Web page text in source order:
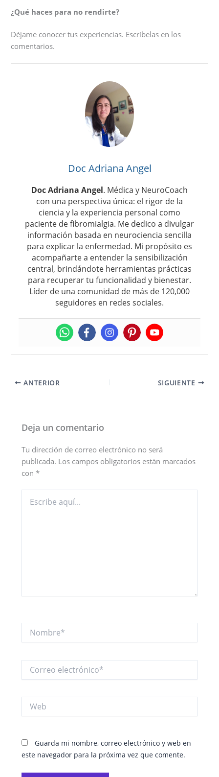
¿Qué haces para no rendirte?
Déjame conocer tus experiencias. Escríbelas en los
comentarios.
Doc Adriana Angel
Doc Adriana Angel. Médica y NeuroCoach
con una perspectiva única: el rigor de la
ciencia y la experiencia personal como
paciente de fibromialgia. Me dedico a divulgar
información basada en neurociencia sencilla
para explicar la enfermedad. Mi propósito es
acompañarte a entender la sensibilización
central, brindándote herramientas prácticas
para recuperar tu funcionalidad y bienestar.
Líder de una comunidad de más de 120,000
seguidores en redes sociales.
ANTERIOR SIGUIENTE
Deja un comentario
Tu dirección de correo electrónico no será
publicada. Los campos obligatorios están marcados
con*
aquí...
Nombre*
electrónico*
Guarda mi nombre, correo electrónico y web en
este navegador para la próxima vez que comente.